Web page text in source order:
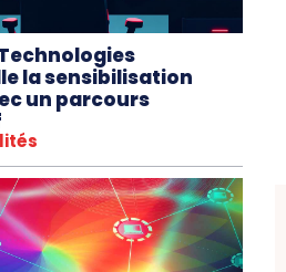
la sensibilisation
un parcours